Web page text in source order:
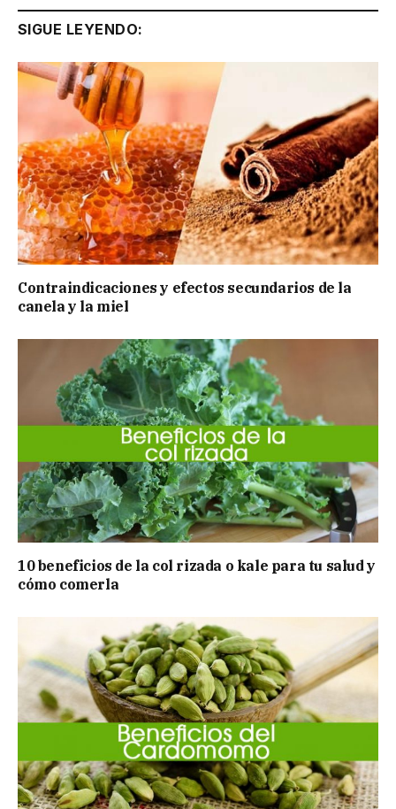
SIGUE LEYENDO:
Contraindicaciones y efectos secundarios de la
canela y la miel
10 beneficios de la col rizada o kale para tu salud y
cómo comerla